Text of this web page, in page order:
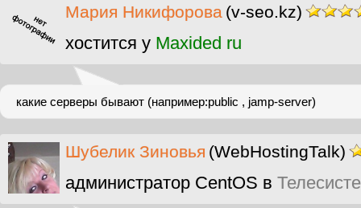
Мария Никифорова (v-seo.kz)
хостится у Maxided ru
какие серверы бывают (например:public , jamp-server)
Шубелик Зиновья (WebHostingTalk)
администратор CentOS в